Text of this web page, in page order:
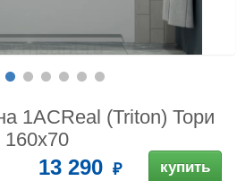
1ACReal (Triton) Тори
160x70
13 290 купить